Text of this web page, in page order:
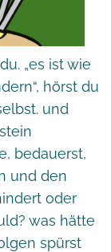
„es ist wie
hörst du
und
bedauerst,
und den
oder
was hätte
spürst